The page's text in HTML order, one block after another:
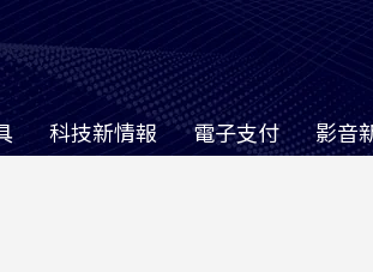
科技新情報 電子支付 影音